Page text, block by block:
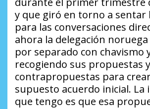
y que giró en torno a sentar
para las conversaciones
ahora la delegación
por separado con chavismo
recogiendo sus propuestas y
contrapropuestas para
supuesto acuerdo inicial. La
que tengo es que esa